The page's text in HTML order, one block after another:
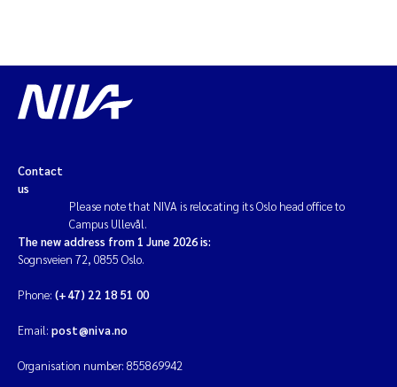
Contact
us
Please note that NIVA is relocating its Oslo head office to
Campus Ullevål.
The new address from 1 June 2026 is:
Sognsveien 72, 0855 Oslo.
Phone: (+47) 22 18 51 00
Email: post@niva.no
Organisation number: 855869942